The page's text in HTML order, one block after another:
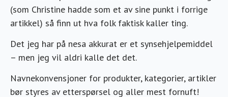
(som Christine hadde som et av sine punkt i forrige
artikkel) så finn ut hva folk faktisk kaller ting.
Det jeg har på nesa akkurat er et synsehjelpemiddel
– men jeg vil aldri kalle det det.
Navnekonvensjoner for produkter, kategorier, artikler
bør styres av etterspørsel og aller mest fornuft!